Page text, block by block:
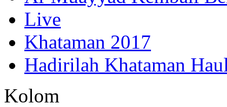
Live
Khataman 2017
Hadirilah Khataman
Kolom